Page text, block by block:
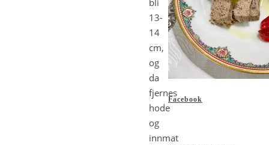
bli
13-
14
cm,
og
da
fjernes
hode
og
innmat
Facebook